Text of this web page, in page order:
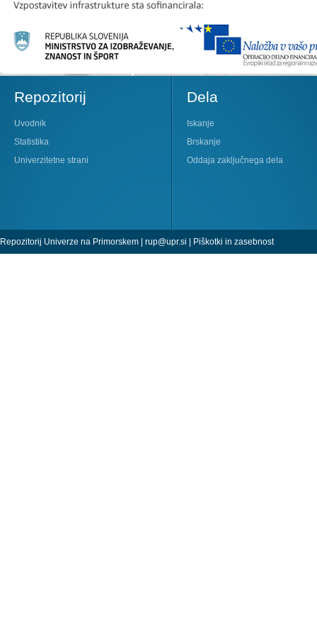
Repozitorij
Uvodnik
Statistika
Univerzitetne strani
Dela
Iskanje
Brskanje
Oddaja zaključnega dela
Repozitorij Univerze na Primorskem | rup@upr.si Piškotki in zasebnost